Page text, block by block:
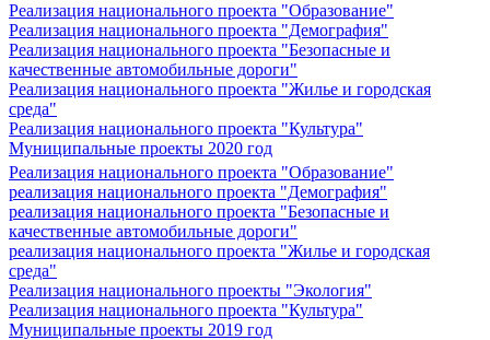
Реализация национального проекта "Образование"
Реализация национального проекта "Демография"
Реализация национального проекта "Безопасные и
качественные автомобильные дороги"
Реализация национального проекта "Жилье и городская
среда"
Реализация национального проекта "Культура"
Муниципальные проекты 2020 год
Реализация национального проекта "Образование"
реализация национального проекта "Демография"
реализация национального проекта "Безопасные и
качественные автомобильные дороги"
реализация национального проекта "Жилье и городская
среда"
Реализация национального проекты "Экология"
Реализация национального проекта "Культура"
Муниципальные проекты 2019 год